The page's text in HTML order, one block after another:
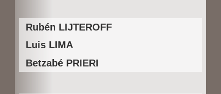
e
r
a
l
Contenido
principal
del
artículo
Rubén LIJTEROFF
Luis LIMA
Betzabé PRIERI